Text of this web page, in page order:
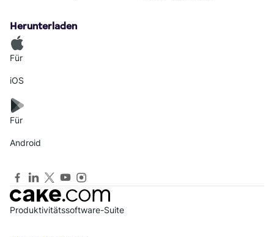
Herunterladen
Für
iOS
Für
Android
Produktivitätssoftware-Suite